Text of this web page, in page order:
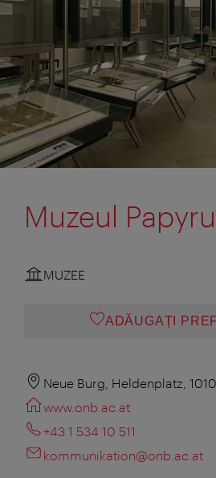
Muzeul
MUZEE
ADĂUGAȚI
Neue Burg, Heldenplatz,
www.onb.ac.at
+43 1 534 10 511
kommunikation@onb.ac.at